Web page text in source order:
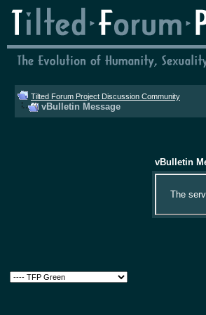
Tilted Forum Project Discussion Community
vBulletin Message
vBulletin
The